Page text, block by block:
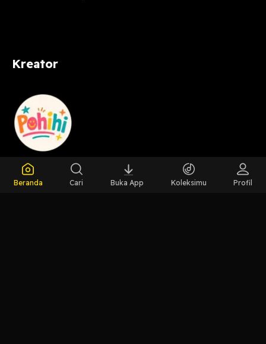
Kreator
Pohihi Dong
Beranda Cari Buka App Koleksimu Profil